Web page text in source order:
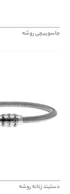
جاسوییچی روشه
دستبند زنانه روشه